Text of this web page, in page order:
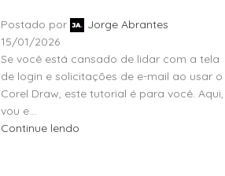
Postado por
Jorge Abrantes
15/01/2026
Se você está cansado de lidar com a tela
de login e solicitações de e-mail ao usar o
Corel Draw, este tutorial é para você. Aqui,
vou e...
Continue lendo